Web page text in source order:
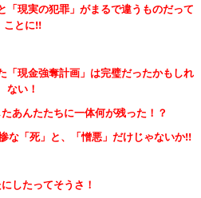
「現実の犯罪」がまるで違うものだって
ことに!!
「現金強奪計画」は完璧だったかもしれ
ない！
あんたたちに一体何が残った！？
な「死」と、「憎悪」だけじゃないか!!
したってそうさ！